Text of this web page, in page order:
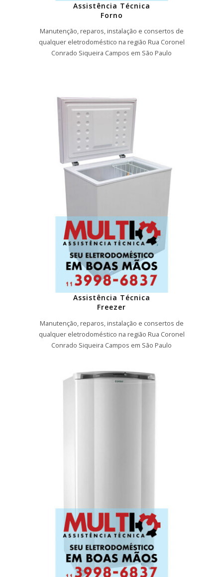
Assistência Técnica
Forno
Manutenção, reparos, instalação e consertos de
qualquer eletrodoméstico na região Rua Coronel
Conrado Siqueira Campos em São Paulo
Assistência Técnica
Freezer
Manutenção, reparos, instalação e consertos de
qualquer eletrodoméstico na região Rua Coronel
Conrado Siqueira Campos em São Paulo